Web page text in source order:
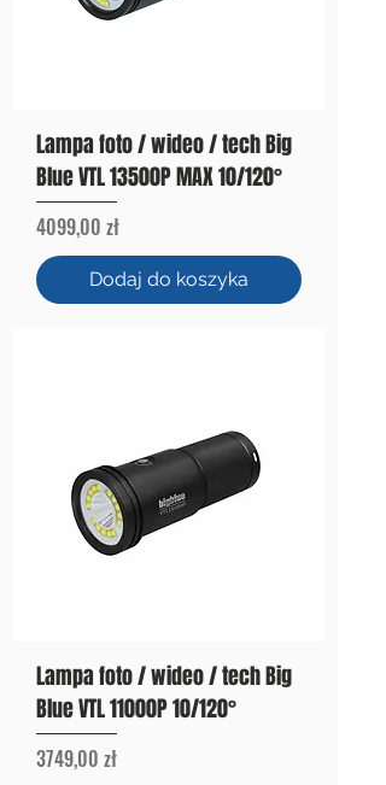
Lampa foto / wideo / tech Big
Blue VTL 13500P MAX 10/120°
Cena
4099,00 zł
Dodaj do koszyka
Lampa foto / wideo / tech Big
Blue VTL 11000P 10/120°
Cena
3749,00 zł